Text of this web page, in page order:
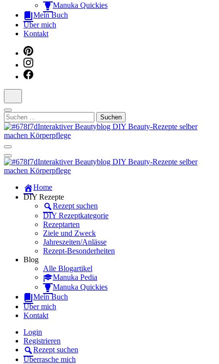
Manuka Quickies
Mein Buch
Über mich
Kontakt
Suchen
nach:
Manuka Magic – Natürlich schön:
Dein interaktiver DIY Beautyblog
Manuka Magic – Natürlich schön:
Dein interaktiver DIY Beautyblog
Dein persönlicher interaktiver DIY Beautyblog
Home
DIY Rezepte
Rezept suchen
DIY Rezeptkategorie
Rezeptarten
Ziele und Zweck
Jahreszeiten/Anlässe
Rezept-Besonderheiten
Blog
Alle Blogartikel
Manuka Pedia
Manuka Quickies
Mein Buch
Über mich
Kontakt
Login
Registrieren
Rezept suchen
Überrasche mich